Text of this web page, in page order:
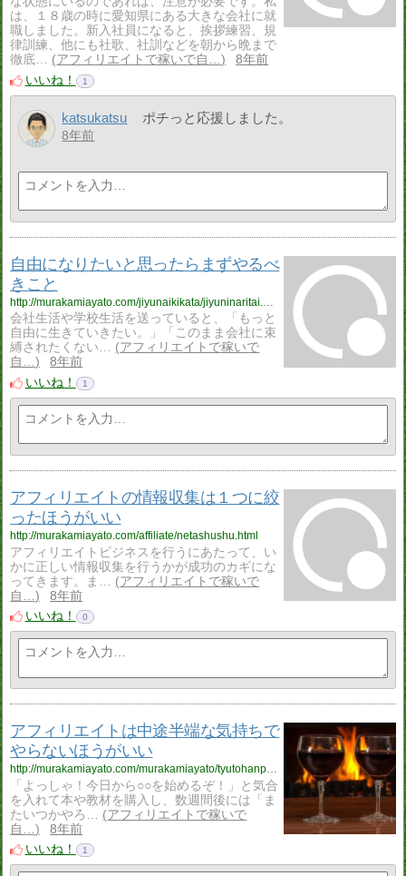
は、１８歳の時に愛知県にある大きな会社に就
職しました。新入社員になると、挨拶練習、規
律訓練、他にも社歌、社訓などを朝から晩まで
徹底…
アフィリエイトで稼いで自…
8年前
いいね！
1
katsukatsu ポチっと応援しました。
8年前
自由になりたいと思ったらまずやるべ
きこと
http://murakamiayato.com/jiyunaikikata/jiyuninaritai.html
会社生活や学校生活を送っていると、「もっと
自由に生きていきたい。」「このまま会社に束
縛されたくない…
アフィリエイトで稼いで
自…
8年前
いいね！
1
アフィリエイトの情報収集は１つに絞
ったほうがいい
http://murakamiayato.com/affiliate/netashushu.html
アフィリエイトビジネスを行うにあたって、い
かに正しい情報収集を行うかが成功のカギにな
ってきます。ま…
アフィリエイトで稼いで
自…
8年前
いいね！
0
アフィリエイトは中途半端な気持ちで
やらないほうがいい
http://murakamiayato.com/murakamiayato/tyutohanpa.html
「よっしゃ！今日から○○を始めるぞ！」と気合
を入れて本や教材を購入し、数週間後には「ま
たいつかやろ…
アフィリエイトで稼いで
自…
8年前
いいね！
1